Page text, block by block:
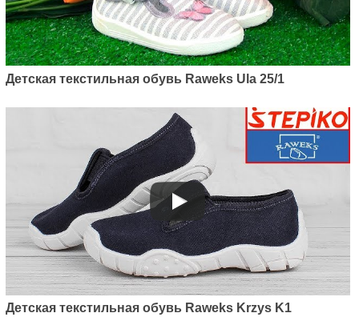
Детская текстильная обувь Raweks Ula 25/1
Детская текстильная обувь Raweks Krzys K1